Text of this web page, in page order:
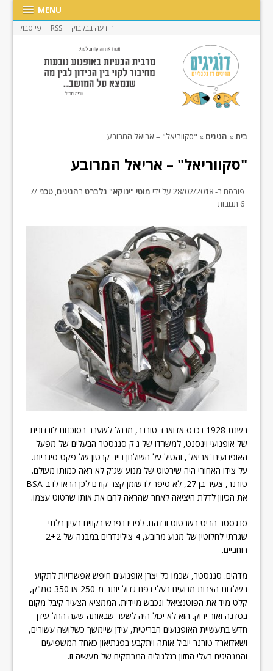
MENU
הודעה בבקבוק RSS פייסבוק
בית» הגיגים » "סקווריאל" – אריאל המרובע
"סקווריאל" – אריאל המרובע
פורסם ב-28/02/2018 על ידי מוטי "ינוקא" גלברט בהגיגים,טכני //
6 תגובות
בשנת 1928 נכנס אדוארד טורנר, מנהל לשעבר בסוכנות לונדונית
של אופנועי וינסנט, למשרדו של ג'ק סנגסטר הבעלים של מפעל
האופנועים 'אריאל', והטיל על השולחן נייר קרטון של פקט סיגריות.
על צידו האחורי היה שירטוט של מנוע שג'ק לא ראה כמותו מעולם.
טורנר, צעיר בן 27, לא סיפר לו שזמן קצר קודם לכן הראו לו ב-BSA
את הכיוון לדלת היציאה לאחר שהראה להם את אותו שרטוט עצמו.
סנגסטר הביט בשרטוט ונדהם. לפניו נפרש בקווים רעיון בלתי
שגרתי לחלוטין של מנוע מרובע, 4 צילינדרים במבנה של 2+2
רוחביים.
מדהים. סנגסטר, שכמו כל יצרן אופנועים חיפש אפשרויות לתקוע
בשלדות הצרות מנועים בעלי נפח גדול יותר מ-250 או 350 סמ"ק,
קלט מיד את הפוטנציאל ונכבש מיידית. הממציא הצעיר קיבל מקום
בסדנה ואור ירוק. הוא לא יכול היה לשער שבאותה שעה החל עידן
חדש בתעשיית האופנועים הבריטית, עידן שיימשך כשלושה עשורים,
ושאדוארד טורנר יוביל אותה ויתקבע בפנתיאון כאחד המשפיעים
והמנהיגים בעלי החזון בגלגוליה המרתקים של תעשיה זו.